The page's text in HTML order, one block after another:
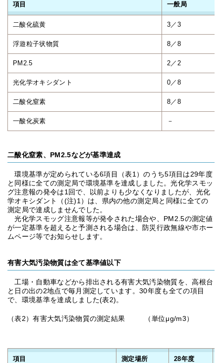
項目 一般局
二酸化硫黄 3／3
浮遊粒子状物質 8／8
PM2.5 2／2
光化学オキシダント 0／8
二酸化窒素 8／8
一酸化炭素 －
二酸化窒素、PM2.5などが基準達成
環境基準が定められている6項目（表1）のうち5項目は29年度
と同様に全ての測定局で環境基準を達成しました。光化学スモッ
グ注意報の発令は1回で、以前よりも少なくなりましたが、光化
学オキシダント（(注)1）は、県内の他の測定局と同様に全ての
測定局で達成しませんでした。
光化学スモッグ注意報等が発令された場合や、PM2.5の測定値
が一定基準を超えると予測される場合は、防災行政無線や市ホー
ムページ等でお知らせします。
有害大気汚染物質は全て基準値以下
工場・自動車などから排出される有害大気汚染物質を、高根台
と日の出の2地点で毎月測定しています。30年度も全ての項目
で、環境基準を達成しました(表2)。
（表2）有害大気汚染物質の測定結果 （単位μg/m3）
項目 測定場所 28年度